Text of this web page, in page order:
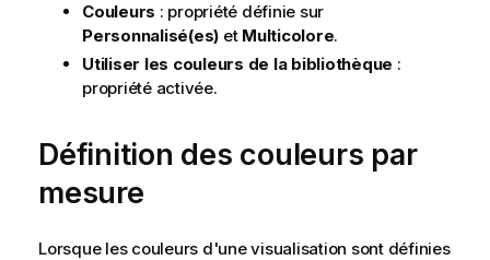
Couleurs : propriété définie sur
Personnalisé(es) et Multicolore.
Utiliser les couleurs de la bibliothèque :
propriété activée.
Définition des couleurs par
mesure
Lorsque les couleurs d'une visualisation sont définies